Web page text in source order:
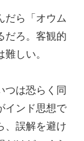
だら「オウム
だろ。客観的
しい。
つは恐らく同
インド思想で
、誤解を避け